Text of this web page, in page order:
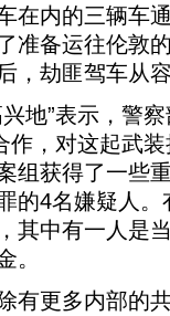
在内的三辆车
准备运往伦敦
，劫匪驾车从
”表示，警察
作，对这起武
组获得了一些
的4名嫌疑人
其中有一人是
。
更多内部的